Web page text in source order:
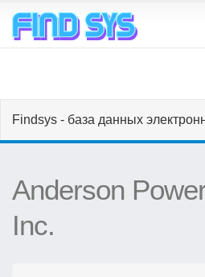
Findsys - база данных
Anderson
Inc.